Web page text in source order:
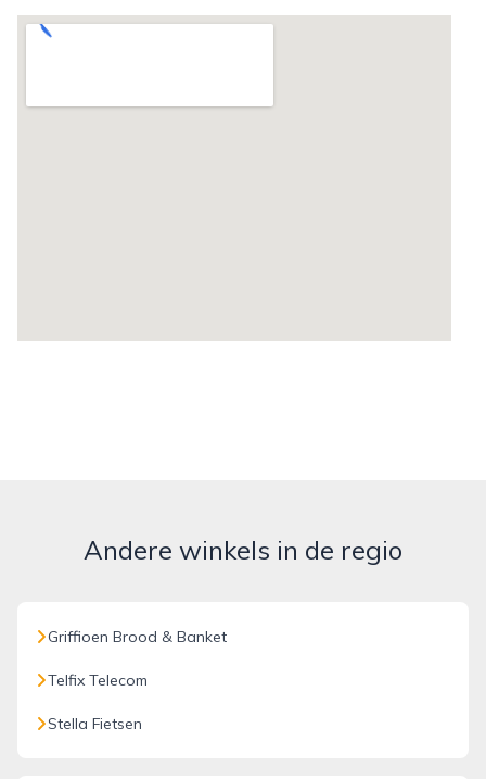
Andere winkels in de regio
Griffioen Brood & Banket
Telfix Telecom
Stella Fietsen